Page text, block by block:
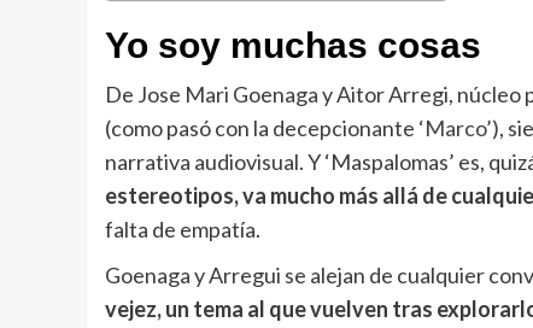
Yo soy muchas cosas
De Jose Mari Goenaga y Aitor Arregi,
(como pasó con la decepcionante ‘Marco’),
narrativa audiovisual. Y ‘Maspalomas’ es,
estereotipos, va mucho más allá de
falta de empatía.
Goenaga y Arregui se alejan de cualquier
vejez, un tema al que vuelven tras